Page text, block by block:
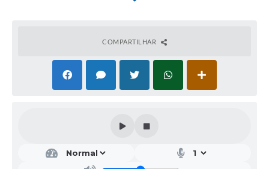
COMPARTILHAR